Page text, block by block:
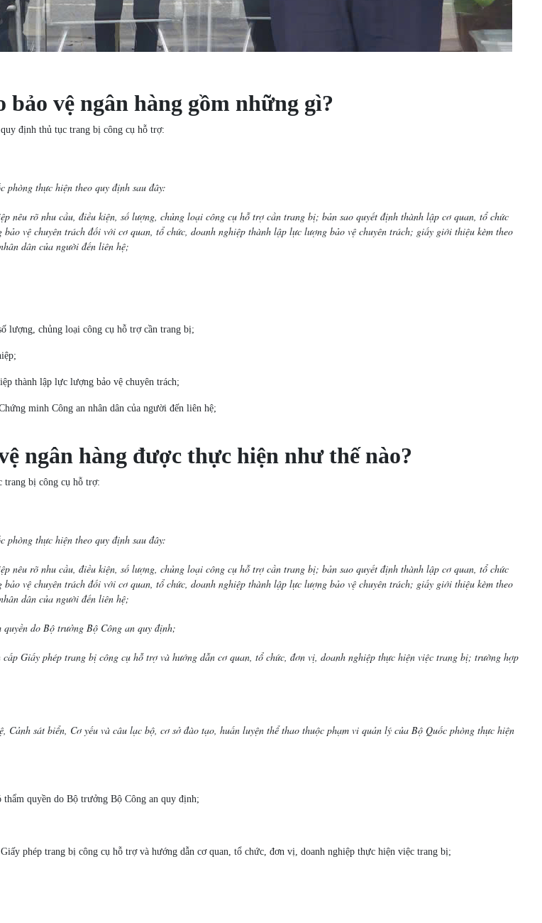
vệ ngân hàng gồm những gì?
quy định thủ tục trang bị công cụ hỗ trợ:
thực hiện theo quy định sau đây:
nêu rõ nhu cầu, điều kiện, số lượng, chủng loại công cụ hỗ trợ cần trang bị; bản sao quyết định thành lập cơ quan, tổ chức
vệ chuyên trách đối với cơ quan, tổ chức, doanh nghiệp thành lập lực lượng bảo vệ chuyên trách; giấy giới thiệu kèm theo
dân của người đến liên hệ;
lượng, chủng loại công cụ hỗ trợ cần trang bị;
thành lập lực lượng bảo vệ chuyên trách;
minh Công an nhân dân của người đến liên hệ;
ngân hàng được thực hiện như thế nào?
trang bị công cụ hỗ trợ:
thực hiện theo quy định sau đây:
nêu rõ nhu cầu, điều kiện, số lượng, chủng loại công cụ hỗ trợ cần trang bị; bản sao quyết định thành lập cơ quan, tổ chức
vệ chuyên trách đối với cơ quan, tổ chức, doanh nghiệp thành lập lực lượng bảo vệ chuyên trách; giấy giới thiệu kèm theo
dân của người đến liên hệ;
do Bộ trưởng Bộ Công an quy định;
Giấy phép trang bị công cụ hỗ trợ và hướng dẫn cơ quan, tổ chức, đơn vị, doanh nghiệp thực hiện việc trang bị; trường hợp
sát biển, Cơ yếu và câu lạc bộ, cơ sở đào tạo, huấn luyện thể thao thuộc phạm vi quản lý của Bộ Quốc phòng thực hiện
quyền do Bộ trưởng Bộ Công an quy định;
phép trang bị công cụ hỗ trợ và hướng dẫn cơ quan, tổ chức, đơn vị, doanh nghiệp thực hiện việc trang bị;